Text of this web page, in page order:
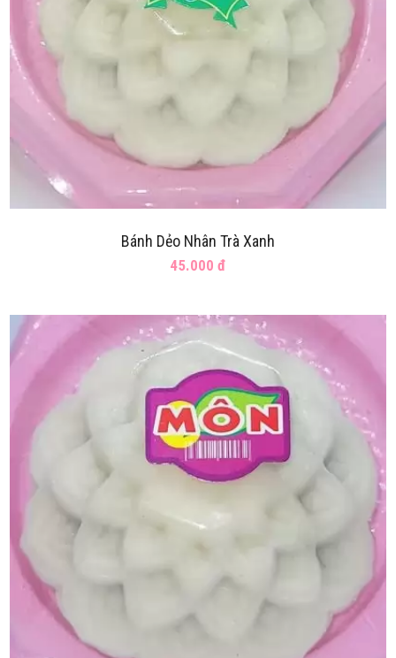
Bánh Dẻo Nhân Trà Xanh
45.000 đ